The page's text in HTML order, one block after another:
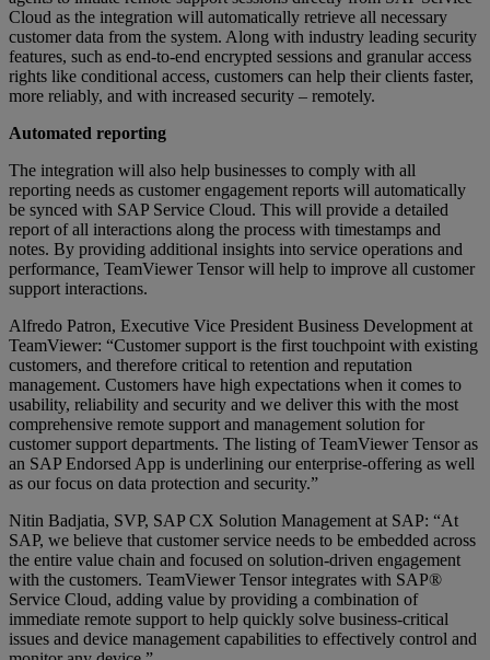
Cloud as the integration will automatically retrieve all necessary
customer data from the system. Along with industry leading security
features, such as end-to-end encrypted sessions and granular access
rights like conditional access, customers can help their clients faster,
more reliably, and with increased security – remotely.
Automated reporting
The integration will also help businesses to comply with all
reporting needs as customer engagement reports will automatically
be synced with SAP Service Cloud. This will provide a detailed
report of all interactions along the process with timestamps and
notes. By providing additional insights into service operations and
performance, TeamViewer Tensor will help to improve all customer
support interactions.
Alfredo Patron, Executive Vice President Business Development at
TeamViewer: “Customer support is the first touchpoint with existing
customers, and therefore critical to retention and reputation
management. Customers have high expectations when it comes to
usability, reliability and security and we deliver this with the most
comprehensive remote support and management solution for
customer support departments. The listing of TeamViewer Tensor as
an SAP Endorsed App is underlining our enterprise-offering as well
as our focus on data protection and security.”
Nitin Badjatia, SVP, SAP CX Solution Management at SAP: “At
SAP, we believe that customer service needs to be embedded across
the entire value chain and focused on solution-driven engagement
with the customers. TeamViewer Tensor integrates with SAP®
Service Cloud, adding value by providing a combination of
immediate remote support to help quickly solve business-critical
issues and device management capabilities to effectively control and